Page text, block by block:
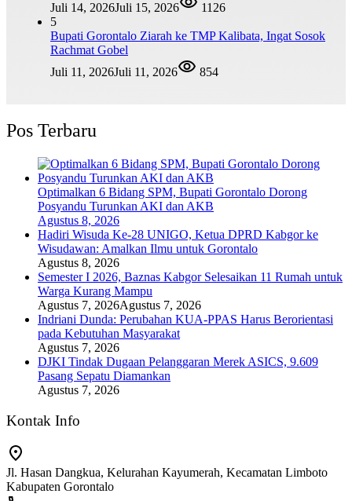
Juli 14, 2026Juli 15, 2026
1126
5
Bupati Gorontalo Ziarah ke TMP Kalibata, Ingat Sosok
Rachmat Gobel
Juli 11, 2026Juli 11, 2026 854
Pos Terbaru
Optimalkan 6 Bidang SPM, Bupati Gorontalo Dorong
Posyandu Turunkan AKI dan AKB
Agustus 8, 2026
Hadiri Wisuda Ke-28 UNIGO, Ketua DPRD Kabgor ke
Wisudawan: Amalkan Ilmu untuk Gorontalo
Agustus 8, 2026
Semester I 2026, Baznas Kabgor Selesaikan 11 Rumah untuk
Warga Kurang Mampu
Agustus 7, 2026Agustus 7, 2026
Indriani Dunda: Perubahan KUA-PPAS Harus Berorientasi
pada Kebutuhan Masyarakat
Agustus 7, 2026
DJKI Tindak Dugaan Pelanggaran Merek ASICS, 9.609
Pasang Sepatu Diamankan
Agustus 7, 2026
Kontak Info
Jl. Hasan Dangkua, Kelurahan Kayumerah, Kecamatan Limboto
Kabupaten Gorontalo